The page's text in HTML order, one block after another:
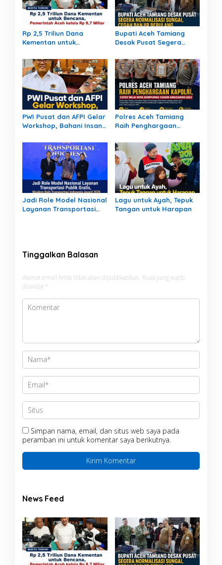
Rp 2,5 Triliun Dana
Kementan untuk
Aceh kelola Rp 9,7 Miliar
Bupati Aceh Tamiang
Desak Pusat Segera
Cegah Banjir Berulang
PWI Pusat dan AFPI Gelar
Workshop, Bahani Insan
Pendanaan Digital
Polres Aceh Tamiang
Raih Penghargaan
Sempurna pada Tahun
Anggaran 2025
Jadi Role Model Nasional
Layanan Transportasi
Lagu untuk Ayah, Tepuk
Tangan untuk Harapan
Tinggalkan Balasan
Alamat email Anda tidak akan dipublikasikan. Ruas yang wajib
ditandai *
Simpan nama, email, dan situs web saya pada
peramban ini untuk komentar saya berikutnya.
News Feed